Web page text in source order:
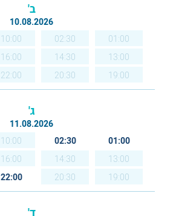
ב'
10.08.2026
01:00
02:30
10:00
13:00
14:30
16:00
19:00
20:30
22:00
ג'
11.08.2026
01:00
02:30
10:00
13:00
14:30
16:00
19:00
20:30
22:00